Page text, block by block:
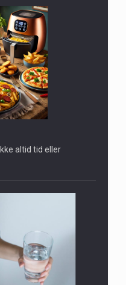
altid tid eller